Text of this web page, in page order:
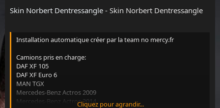
s
Skin Norbert Dentressangle - Skin Norbert Dentressangle
Installation automatique créer par la team no mercy.fr
Camions pris en charge:
DAF XF 105
DAF XF Euro 6
MAN TGX
Mercedes-Benz Actros 2009
Mercedes-Benz Actros 2014Cliquez pour agrandir...